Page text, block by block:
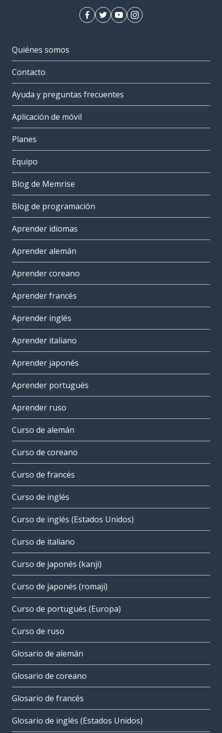
Quiénes somos
Contacto
Ayuda y preguntas frecuentes
Aplicación de móvil
Planes
Equipo
Blog de Memrise
Blog de programación
Aprender idiomas
Aprender alemán
Aprender coreano
Aprender francés
Aprender inglés
Aprender italiano
Aprender japonés
Aprender portugués
Aprender ruso
Curso de alemán
Curso de coreano
Curso de francés
Curso de inglés
Curso de inglés (Estados Unidos)
Curso de italiano
Curso de japonés (kanji)
Curso de japonés (romaji)
Curso de portugués (Europa)
Curso de ruso
Glosario de alemán
Glosario de coreano
Glosario de francés
Glosario de inglés (Estados Unidos)